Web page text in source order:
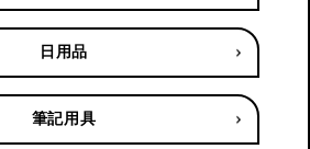
日用品
筆記用具